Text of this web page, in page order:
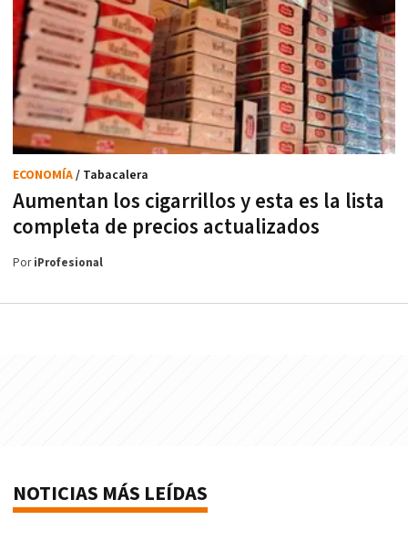
Aumentan los cigarrillos y esta es la lista
completa de precios actualizados
ECONOMÍA/ Tabacalera
PoriProfesional
NOTICIAS MÁS LEÍDAS